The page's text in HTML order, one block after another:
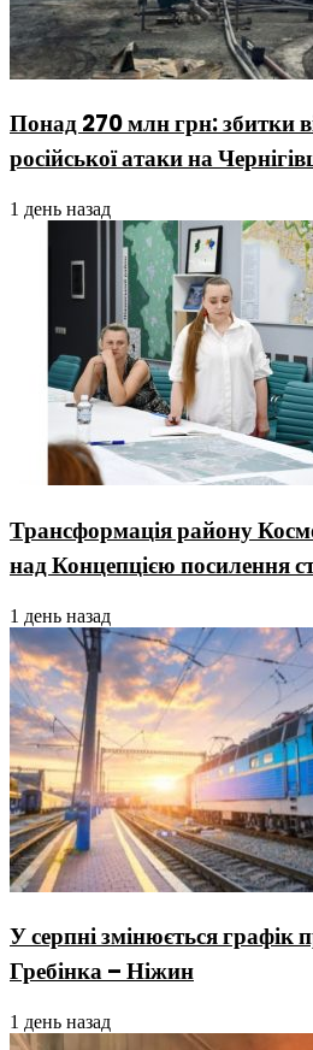
Понад 270 млн грн: збитки
російської атаки на
1 день назад
Трансформація району
над Концепцією посилення
1 день назад
У серпні змінюється графік
Гребінка – Ніжин
1 день назад